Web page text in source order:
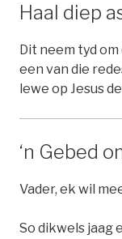
Haal diep
Dit neem tyd
een van die
lewe op Jesus
‘n Gebed
Vader, ek wil
So dikwels jaag